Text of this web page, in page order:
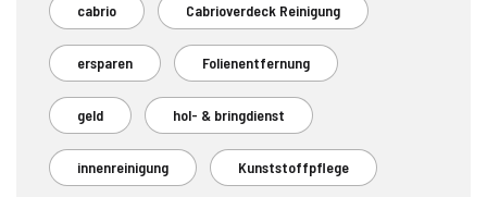
cabrio Cabrioverdeck Reinigung
ersparen Folienentfernung
geld hol- & bringdienst
innenreinigung Kunststoffpflege